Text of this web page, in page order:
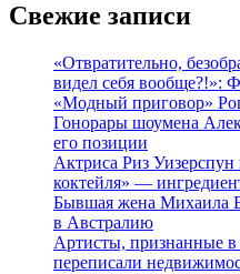
Свежие записи
«Отвратительно,
видел себя вообще?!»:
«Модный приговор»
Гонорары шоумена
его позиции
Актриса Риз Уизерспун
коктейля» —
Бывшая жена Михаила
в Австралию
Артисты, признанные в
переписали